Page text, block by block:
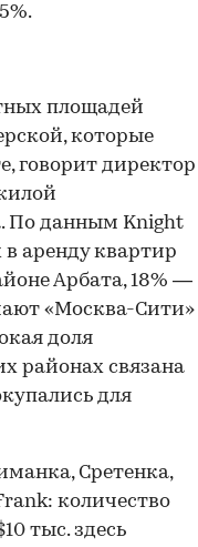
площадей
которые
говорит директор
По данным Knight
аренду квартир
Арбата, 18% —
«Москва-Сити»
доля
районах связана
для
Сретенка,
количество
тыс. здесь